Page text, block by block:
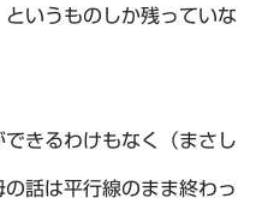
いうものしか残っていな
できるわけもなく（まさし
話は平行線のまま終わっ